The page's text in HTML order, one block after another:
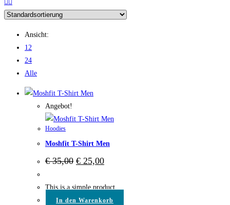
Ansicht:
12
24
Alle
Angebot!
Hoodies
Moshfit T-Shirt Men
€35,00 € 25,00
This is a simple product.
In den Warenkorb